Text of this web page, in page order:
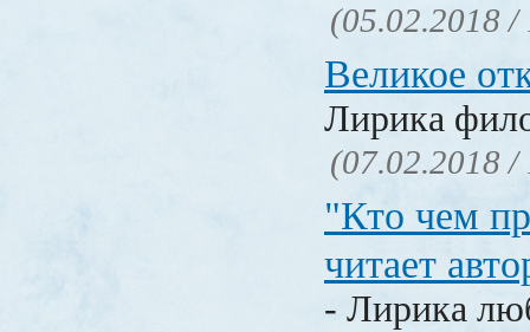
(05.02.2018 /
Великое
Лирика
(07.02.2018 /
"Кто чем
читает
- Лирика